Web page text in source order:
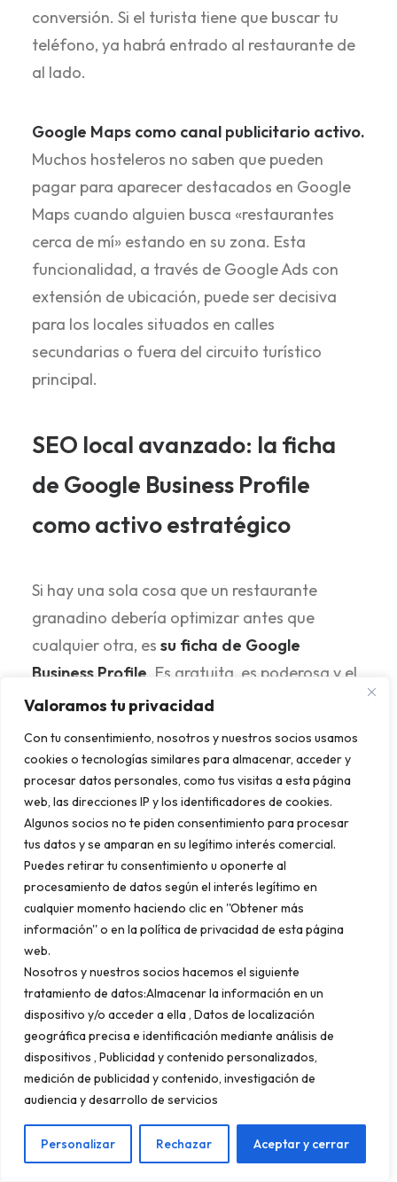
Valoramos tu privacidad
Con tu consentimiento, nosotros y nuestros socios usamos
cookies o tecnologías similares para almacenar, acceder y
procesar datos personales, como tus visitas a esta página
web, las direcciones IP y los identificadores de cookies.
Algunos socios no te piden consentimiento para procesar
tus datos y se amparan en su legítimo interés comercial.
Puedes retirar tu consentimiento u oponerte al
procesamiento de datos según el interés legítimo en
cualquier momento haciendo clic en ''Obtener más
información'' o en la política de privacidad de esta página
web.
Nosotros y nuestros socios hacemos el siguiente
tratamiento de datos:Almacenar la información en un
dispositivo y/o acceder a ella , Datos de localización
geográfica precisa e identificación mediante análisis de
dispositivos , Publicidad y contenido personalizados,
medición de publicidad y contenido, investigación de
audiencia y desarrollo de servicios
Personalizar Rechazar Aceptar y cerrar
conversión. Si el turista tiene que buscar tu
teléfono, ya habrá entrado al restaurante de
al lado.
Google Maps como canal publicitario activo.
Muchos hosteleros no saben que pueden
pagar para aparecer destacados en Google
Maps cuando alguien busca «restaurantes
cerca de mí» estando en su zona. Esta
funcionalidad, a través de Google Ads con
extensión de ubicación, puede ser decisiva
para los locales situados en calles
secundarias o fuera del circuito turístico
principal.
SEO local avanzado: la ficha
de Google Business Profile
como activo estratégico
Si hay una sola cosa que un restaurante
granadino debería optimizar antes que
cualquier otra, es su ficha de Google
Business Profile . Es gratuita, es poderosa y el
95 % de los hosteleros la tienen abandonada
las reseñas.
Una ficha optimizada correctamente tiene un
impacto directo y medible en el número de
clientes. Los datos de Google indican que los
negocios con fichas completas reciben hasta
un 70 % más de visitas que los que tienen
fichas incompletas. En Granada, donde la
competencia es tan alta,aparecer en el
«Pack de 3» de Google Maps para
búsquedas como «restaurante Albaicín»,
«tapas Granada centro» o «dónde comer
cerca de La Alhambra» puede valer miles
adicional.